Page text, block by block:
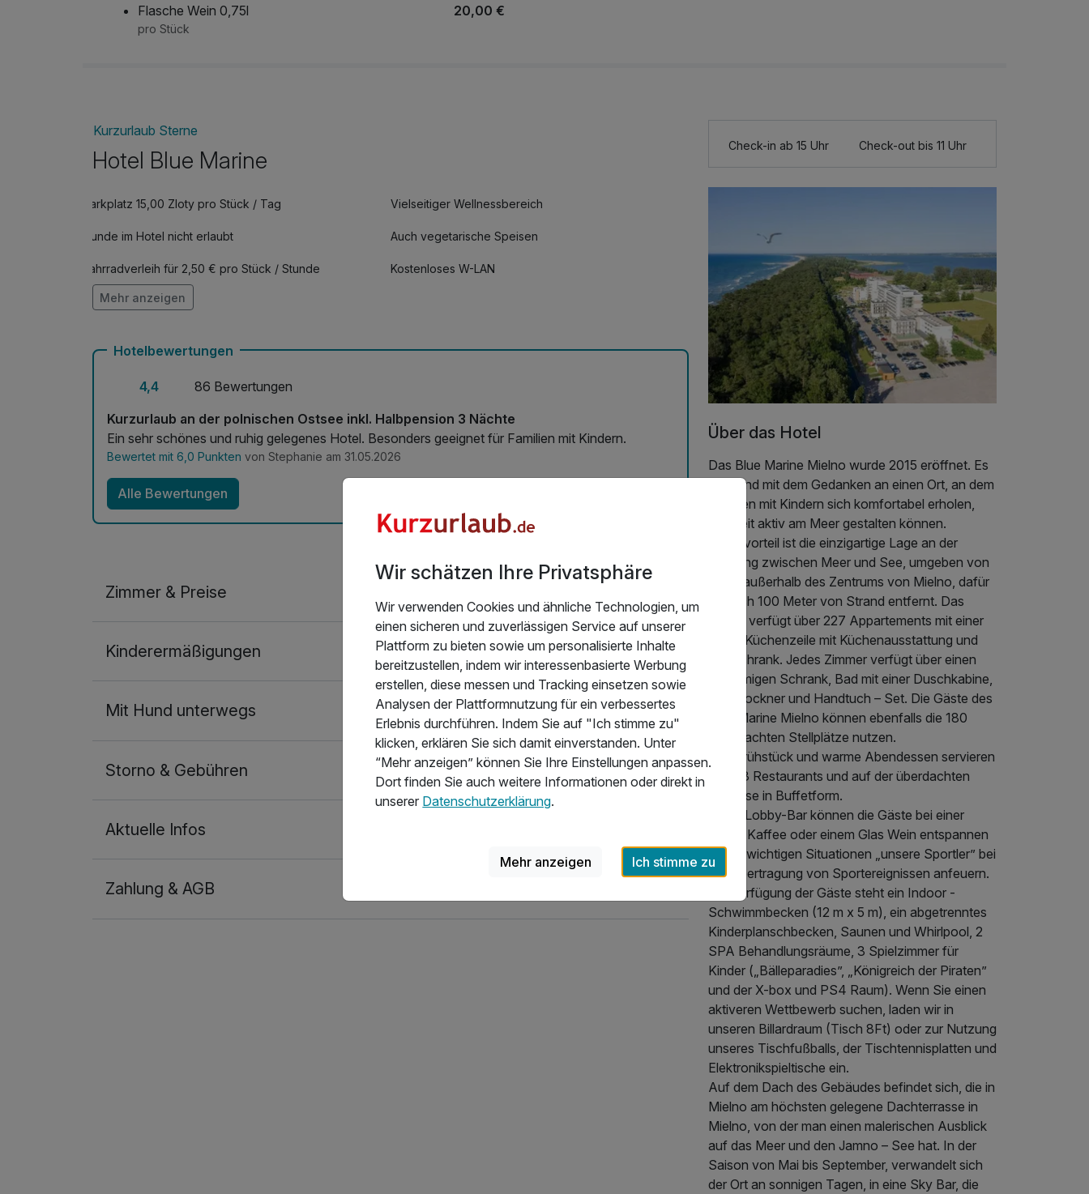
Flasche Wein 0,75l
20,00 €
pro Stück
Kurzurlaub Sterne
Hotel Blue Marine
Parkplatz 15,00 Zloty pro Stück / Tag Vielseitiger Wellnessbereich
Hunde im Hotel nicht erlaubt Auch vegetarische Speisen
Fahrradverleih für 2,50 € pro Stück / Stunde Kostenloses W-LAN
Mit Hotelbar
Mehr anzeigen
Hotelbewertungen
4,4
86 Bewertungen
Kurzurlaub an der polnischen Ostsee inkl. Halbpension 3 Nächte
Ein sehr schönes und ruhig gelegenes Hotel. Besonders geeignet für Familien mit Kindern.
Bewertet mit 6,0 Punkten von Stephanie am 31.05.2026
Alle Bewertungen
Zimmer & Preise
2 Erwachsene
Kinderermäßigungen
Mit Hund unterwegs
Storno & Gebühren
Aktuelle Infos
Zahlung & AGB
Check-in ab 15 Uhr Check-out bis 11 Uhr
Über das Hotel
Das Blue Marine Mielno wurde 2015 eröffnet. Es
entstand mit dem Gedanken an einen Ort, an dem
Familien mit Kindern sich komfortabel erholen,
ihre Zeit aktiv am Meer gestalten können.
Hauptvorteil ist die einzigartige Lage an der
Nehrung zwischen Meer und See, umgeben von
Grün, außerhalb des Zentrums von Mielno, dafür
lediglich 100 Meter von Strand entfernt. Das
Objekt verfügt über 227 Appartements mit einer
Mini – Küchenzeile mit Küchenausstattung und
Kühlschrank. Jedes Zimmer verfügt über einen
geräumigen Schrank, Bad mit einer Duschkabine,
Haartrockner und Handtuch – Set. Die Gäste des
Blue Marine Mielno können ebenfalls die 180
überwachten Stellplätze nutzen.
Das Frühstück und warme Abendessen servieren
wir in 3 Restaurants und auf der überdachten
Terrasse in Buffetform.
In der Lobby-Bar können die Gäste bei einer
Tasse Kaffee oder einem Glas Wein entspannen
und in wichtigen Situationen „unsere Sportler” bei
der Übertragung von Sportereignissen anfeuern.
Zur Verfügung der Gäste steht ein Indoor -
Schwimmbecken (12 m x 5 m), ein abgetrenntes
Kinderplanschbecken, Saunen und Whirlpool, 2
SPA Behandlungsräume, 3 Spielzimmer für
Kinder („Bälleparadies”, „Königreich der Piraten”
und der X-box und PS4 Raum). Wenn Sie einen
aktiveren Wettbewerb suchen, laden wir in
unseren Billardraum (Tisch 8Ft) oder zur Nutzung
unseres Tischfußballs, der Tischtennisplatten und
Elektronikspieltische ein.
Auf dem Dach des Gebäudes befindet sich, die in
Mielno am höchsten gelegene Dachterrasse in
Mielno, von der man einen malerischen Ausblick
auf das Meer und den Jamno – See hat. In der
Saison von Mai bis September, verwandelt sich
der Ort an sonnigen Tagen, in eine Sky Bar, die
Wir schätzen Ihre Privatsphäre
Wir verwenden Cookies und ähnliche Technologien, um
einen sicheren und zuverlässigen Service auf unserer
Plattform zu bieten sowie um personalisierte Inhalte
bereitzustellen, indem wir interessenbasierte Werbung
erstellen, diese messen und Tracking einsetzen sowie
Analysen der Plattformnutzung für ein verbessertes
Erlebnis durchführen. Indem Sie auf "Ich stimme zu"
klicken, erklären Sie sich damit einverstanden. Unter
“Mehr anzeigen” können Sie Ihre Einstellungen anpassen.
Dort finden Sie auch weitere Informationen oder direkt in
unserer Datenschutzerklärung.
Mehr anzeigen Ich stimme zu